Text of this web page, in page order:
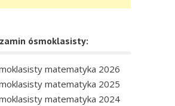
ósmoklasisty:
matematyka 2026
matematyka 2025
matematyka 2024